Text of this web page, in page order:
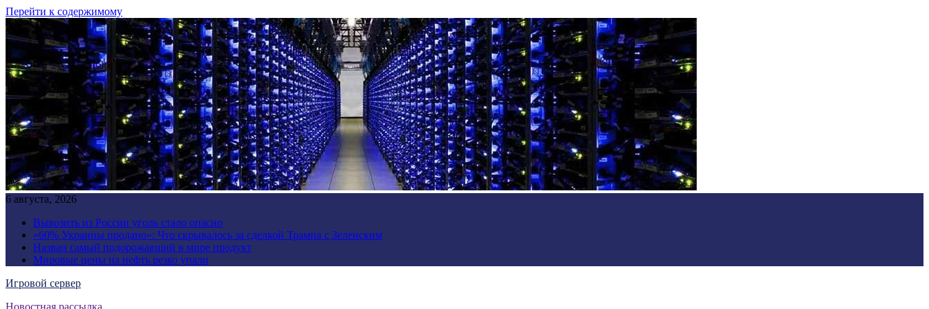
Перейти к содержимому
6 августа, 2026
Вывозить из России уголь стало опасно
«60% Украины продано»: Что скрывалось за сделкой Трампа с Зеленским
Назван самый подорожавший в мире продукт
Мировые цены на нефть резко упали
Игровой сервер
Новостная рассылка